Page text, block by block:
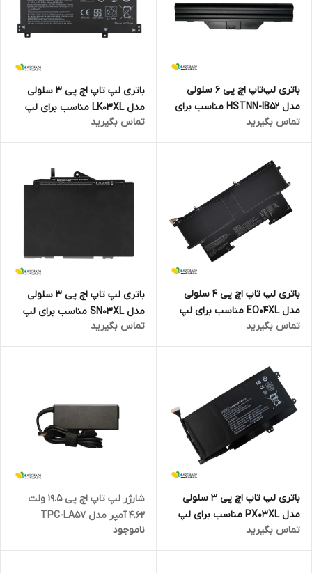
باتری لپ‌تاپ اچ پی 6 سلولی
مدل HSTNN-IB52 مناسب برای
لپ‌تاپ 6820S
تماس بگیرید
باتری لپ تاپ اچ پی 3 سلولی
مدل LK03XL مناسب برای لپ
تاپ Envy X360
تماس بگیرید
باتری لپ تاپ اچ پی 4 سلولی
مدل EO04XL مناسب برای لپ
تاپ EliteBook Folio G1 Series
تماس بگیرید
باتری لپ تاپ اچ پی 3 سلولی
مدل SN03XL مناسب برای لپ
تاپ EliteBook 820 G3
تماس بگیرید
باتری لپ تاپ اچ پی 3 سلولی
مدل PX03XL مناسب برای لپ
تاپ Envy 14 Touchsmart
تماس بگیرید
شارژر لپ تاپ اچ پی 19.5 ولت
4.62 آمپر مدل TPC-LA57
ناموجود